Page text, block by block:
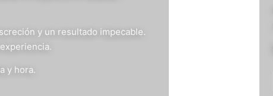
y un resultado impecable.
y hora.